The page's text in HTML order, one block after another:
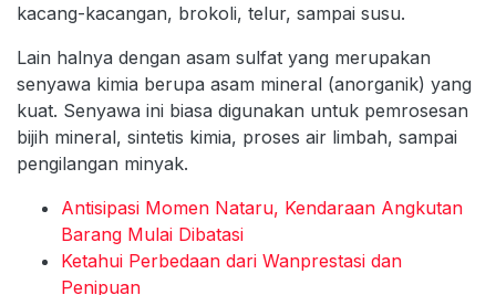
kacang-kacangan, brokoli, telur, sampai susu.
Lain halnya dengan asam sulfat yang merupakan
senyawa kimia berupa asam mineral (anorganik) yang
kuat. Senyawa ini biasa digunakan untuk pemrosesan
bijih mineral, sintetis kimia, proses air limbah, sampai
pengilangan minyak.
Antisipasi Momen Nataru, Kendaraan Angkutan
Barang Mulai Dibatasi
Ketahui Perbedaan dari Wanprestasi dan
Penipuan